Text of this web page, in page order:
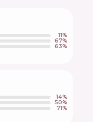
11%
67%
63%
14%
50%
71%